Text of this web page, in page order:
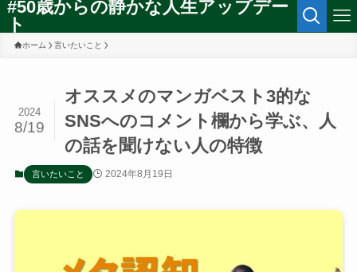
#50歳からの静かな人生アップデー
ト
ホーム 言いたいこと
オススメのマンガベスト3的な
SNSへのコメント欄から学ぶ、人
の話を聞けない人の特徴
2024
8/19
言いたいこと 2024年8月19日